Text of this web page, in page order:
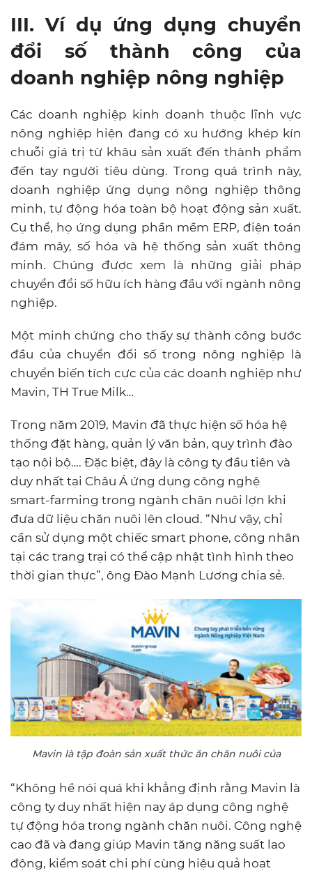
III. Ví dụ ứng dụng chuyển
đổi số thành công của
doanh nghiệp nông nghiệp
Các doanh nghiệp kinh doanh thuộc lĩnh vực
nông nghiệp hiện đang có xu hướng khép kín
chuỗi giá trị từ khâu sản xuất đến thành phẩm
đến tay người tiêu dùng. Trong quá trình này,
doanh nghiệp ứng dụng nông nghiệp thông
minh, tự động hóa toàn bộ hoạt động sản xuất.
Cụ thể, họ ứng dụng phần mềm ERP, điện toán
đám mây, số hóa và hệ thống sản xuất thông
minh. Chúng được xem là những giải pháp
chuyển đổi số hữu ích hàng đầu với ngành nông
nghiệp.
Một minh chứng cho thấy sự thành công bước
đầu của chuyển đổi số trong nông nghiệp là
chuyển biến tích cực của các doanh nghiệp như
Mavin, TH True Milk…
Trong năm 2019, Mavin đã thực hiện số hóa hệ
thống đặt hàng, quản lý văn bản, quy trình đào
tạo nội bộ…. Đặc biệt, đây là công ty đầu tiên và
duy nhất tại Châu Á ứng dụng công nghệ
smart-farming trong ngành chăn nuôi lợn khi
đưa dữ liệu chăn nuôi lên cloud. “Như vậy, chỉ
cần sử dụng một chiếc smart phone, công nhân
tại các trang trại có thể cập nhật tình hình theo
thời gian thực”, ông Đào Mạnh Lương chia sẻ.
Mavin là tập đoàn sản xuất thức ăn chăn nuôi của
“Không hề nói quá khi khẳng định rằng Mavin là
công ty duy nhất hiện nay áp dụng công nghệ
tự động hóa trong ngành chăn nuôi. Công nghệ
cao đã và đang giúp Mavin tăng năng suất lao
động, kiểm soát chi phí cùng hiệu quả hoạt